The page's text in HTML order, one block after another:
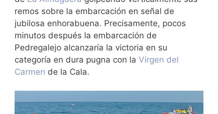
remos sobre la embarcación en señal de
jubilosa enhorabuena. Precisamente, pocos
minutos después la embarcación de
Pedregalejo alcanzaría la victoria en su
categoría en dura pugna con la Virgen del
Carmen de la Cala.